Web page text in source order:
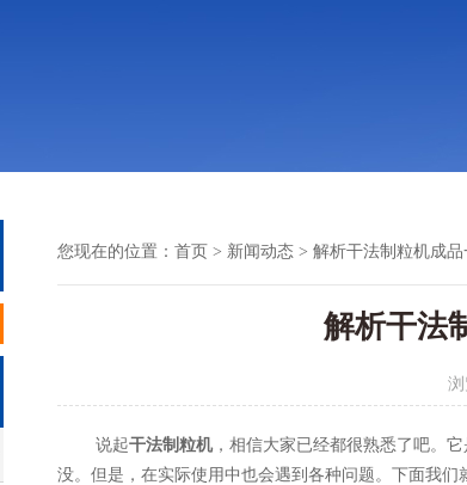
您现在的位置： 首页 > 新闻动态 > 解析干法制粒机成
解析干法
浏
说起干法制粒机，相信大家已经都很熟悉了吧。
没。但是，在实际使用中也会遇到各种问题。下面我们